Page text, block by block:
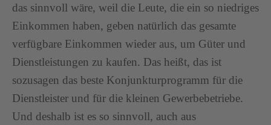
das sinnvoll wäre, weil die Leute, die ein so niedriges
Einkommen haben, geben natürlich das gesamte
verfügbare Einkommen wieder aus, um Güter und
Dienstleistungen zu kaufen. Das heißt, das ist
sozusagen das beste Konjunkturprogramm für die
Dienstleister und für die kleinen Gewerbebetriebe.
Und deshalb ist es so sinnvoll, auch aus